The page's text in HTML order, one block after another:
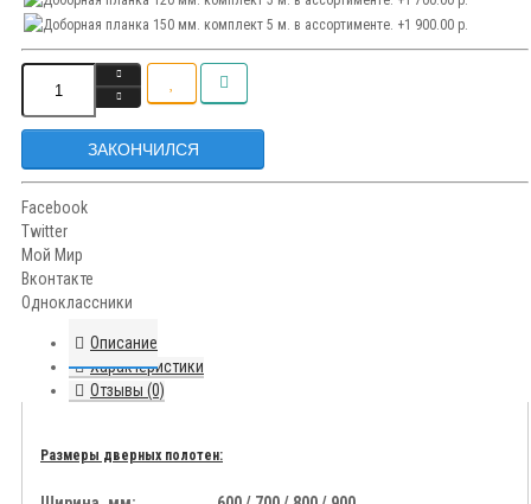
ЗАКОНЧИЛСЯ
Facebook
Twitter
Мой Мир
Вконтакте
Одноклассники
Описание
Характеристики
Отзывы (0)
Размеры дверных полотен: